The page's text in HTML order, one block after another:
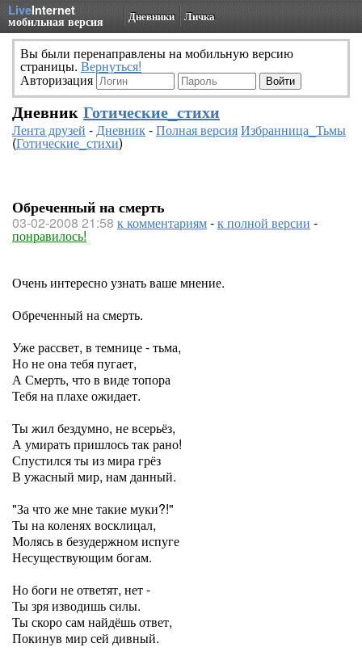
LiveInternet
мобильная версия Дневники Личка
Вы были перенаправлены на мобильную версию
страницы. Вернуться!
Авторизация
Дневник Готические_стихи
Лента друзей -Дневник-Полная версияИзбранница_Тьмы
(Готические_стихи)
Обреченный на смерть
03-02-2008 21:58 к комментариям-к полной версии -
понравилось!
Очень интересно узнать ваше мнение.
Обреченный на смерть.
Уже рассвет, в темнице - тьма,
Но не она тебя пугает,
А Смерть, что в виде топора
Тебя на плахе ожидает.
Ты жил бездумно, не всерьёз,
А умирать пришлось так рано!
Спустился ты из мира грёз
В ужасный мир, нам данный.
"За что же мне такие муки?!"
Ты на коленях восклицал,
Молясь в безудержном испуге
Несуществующим богам.
Но боги не ответят, нет -
Ты зря изводишь силы.
Ты скоро сам найдёшь ответ,
Покинув мир сей дивный.